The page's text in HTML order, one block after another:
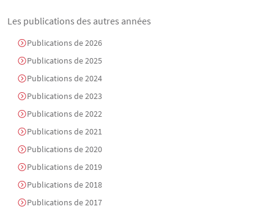
Les publications des autres années
Publications de 2026
Publications de 2025
Publications de 2024
Publications de 2023
Publications de 2022
Publications de 2021
Publications de 2020
Publications de 2019
Publications de 2018
Publications de 2017